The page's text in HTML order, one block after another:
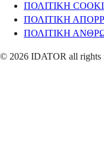
ΠΟΛΙΤΙΚΗ
ΠΟΛΙΤΙΚΗ
ΠΟΛΙΤΙΚΗ
© 2026 IDATOR all rights